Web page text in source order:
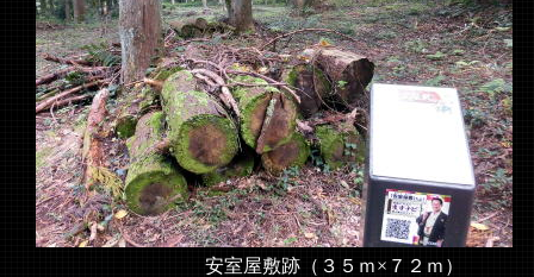
安室屋敷跡（３５ｍ×７２ｍ）